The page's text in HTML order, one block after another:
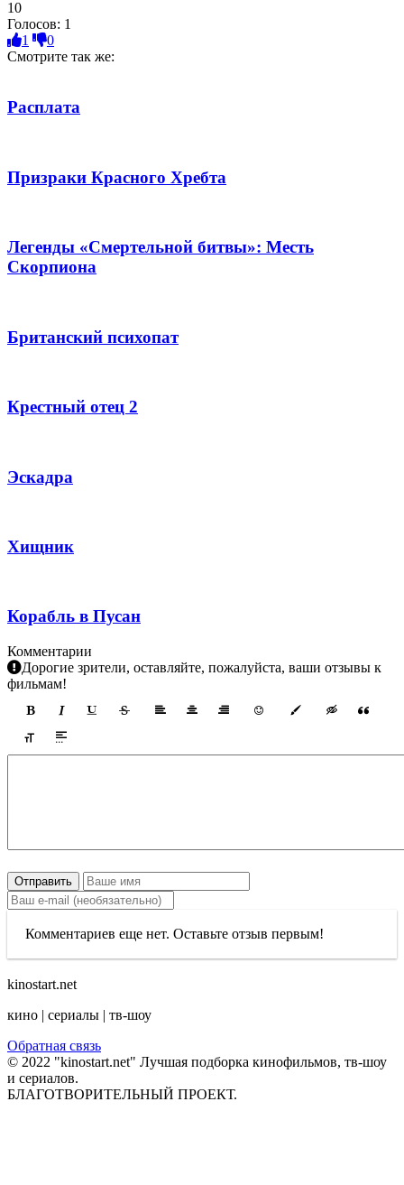
10
Голосов: 1
1
0
Смотрите так же:
Расплата
Призраки Красного Хребта
Легенды «Смертельной битвы»: Месть
Скорпиона
Британский психопат
Крестный отец 2
Эскадра
Хищник
Корабль в Пусан
Комментарии
Дорогие зрители, оставляйте, пожалуйста, ваши отзывы к
фильмам!
Отправить
Комментариев еще нет. Оставьте отзыв первым!
kinostart.net
кино | сериалы | тв-шоу
Обратная связь
© 2022 "kinostart.net" Лучшая подборка кинофильмов, тв-шоу
и сериалов.
БЛАГОТВОРИТЕЛЬНЫЙ ПРОЕКТ.